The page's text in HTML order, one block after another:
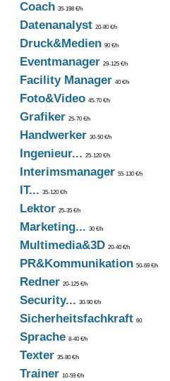
Coach35-198 €/h
Datenanalyst20-80 €/h
Druck&Medien90 €/h
Eventmanager 29-125 €/h
Facility Manager 40 €/h
Foto&Video45-70 €/h
Grafiker 25-70 €/h
Handwerker 30-50 €/h
Ingenieur... 25-120 €/h
Interimsmanager 55-130 €/h
IT... 35-120 €/h
Lektor 25-35 €/h
Marketing... 30 €/h
Multimedia&3D20-40 €/h
PR&Kommunikation50-69 €/h
Redner 20-125 €/h
Security... 30-90 €/h
Sicherheitsfachkraft60
Sprache8-40 €/h
Texter 35-80 €/h
Trainer 10-59 €/h